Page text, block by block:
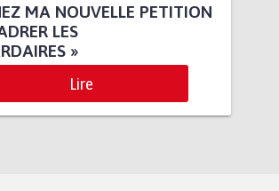
MA NOUVELLE PETITION
LES
»
Lire